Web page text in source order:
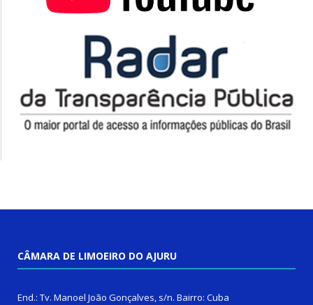
CÂMARA DE LIMOEIRO DO AJURU
End.: Tv. Manoel João Gonçalves, s/n. Bairro: Cuba